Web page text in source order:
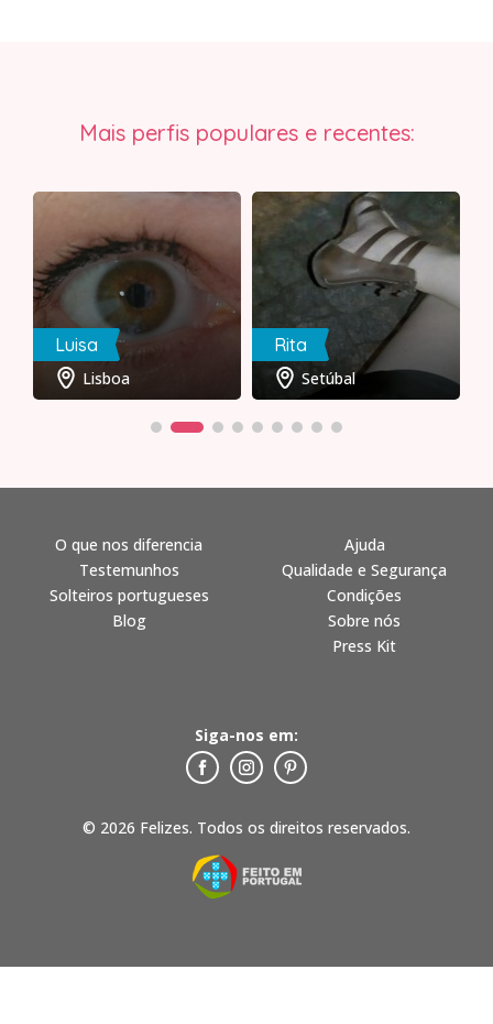
Mais perfis populares e recentes:
Luisa
Lisboa
Rita
Setúbal
© 2026 Felizes. Todos os direitos reservados.
O que nos diferencia
Testemunhos
Solteiros portugueses
Blog
Ajuda
Qualidade e Segurança
Condições
Sobre nós
Press Kit
Siga-nos em: